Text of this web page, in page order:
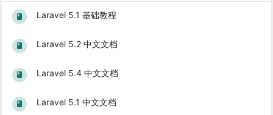
Laravel 5.1 基础教程
Laravel 5.2 中文文档
Laravel 5.4 中文文档
Laravel 5.1 中文文档